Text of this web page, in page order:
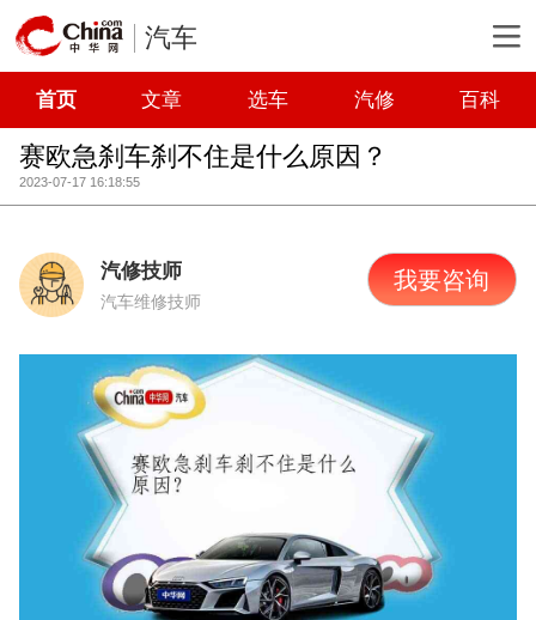
汽车
首页 文章 选车 汽修 百科
赛欧急刹车刹不住是什么原因？
2023-07-17 16:18:55
汽修技师
汽车维修技师
我要咨询